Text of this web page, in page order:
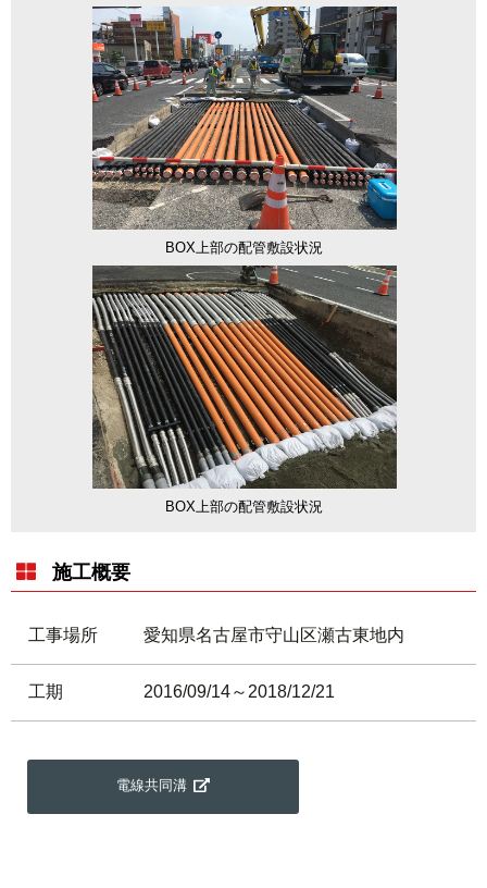
BOX上部の配管敷設状況
BOX上部の配管敷設状況
施工概要
工事場所 愛知県名古屋市守山区瀬古東地内
工期 2016/09/14～2018/12/21
電線共同溝